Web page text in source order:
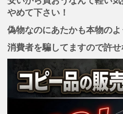
やめて下さい！
偽物なのにあたかも本物の
消費者を騙してますので許せ